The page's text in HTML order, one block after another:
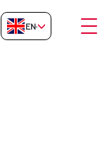
EN-GB